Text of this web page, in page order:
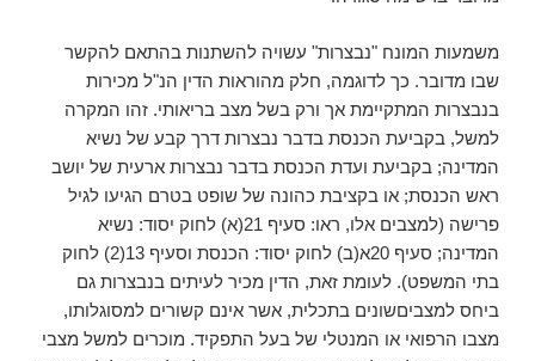
משמעות המונח "נבצרות" עשויה להשתנות בהתאם להקשר
שבו מדובר. כך לדוגמה, חלק מהוראות הדין הנ"ל מכירות
בנבצרות המתקיימת אך ורק בשל מצב בריאותי. זהו המקרה
למשל, בקביעת הכנסת בדבר נבצרות דרך קבע של נשיא
המדינה; בקביעת ועדת הכנסת בדבר נבצרות ארעית של יושב
ראש הכנסת; או בקציבת כהונה של שופט בטרם הגיעו לגיל
פרישה (למצבים אלו, ראו: סעיף 21(א) לחוק יסוד: נשיא
המדינה; סעיף 20א(ב) לחוק יסוד: הכנסת וסעיף 13(2) לחוק
בתי המשפט). לעומת זאת, הדין מכיר לעיתים בנבצרות גם
ביחס למצביםשונים בתכלית, אשר אינם קשורים למסוגלותו,
מצבו הרפואי או המנטלי של בעל התפקיד. מוכרים למשל מצבי